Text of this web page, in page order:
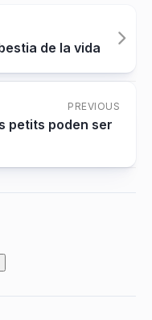
de la vida
PREVIOUS
petits poden ser